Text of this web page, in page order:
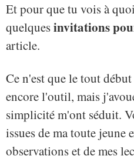
Et pour que tu vois à
quelquesinvitations
article.
Ce n'est que le tout
encore l'outil, mais
simplicité m'ont séduit.
issues de ma toute jeune
observations et de mes